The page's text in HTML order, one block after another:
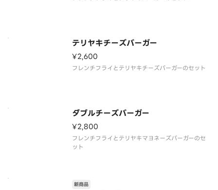
テリヤキチーズバーガー
¥2,600
フレンチフライとテリヤキチーズバーガーのセット
ダブルチーズバーガー
¥2,800
フレンチフライとテリヤキマヨネーズバーガーのセ
ット
新商品